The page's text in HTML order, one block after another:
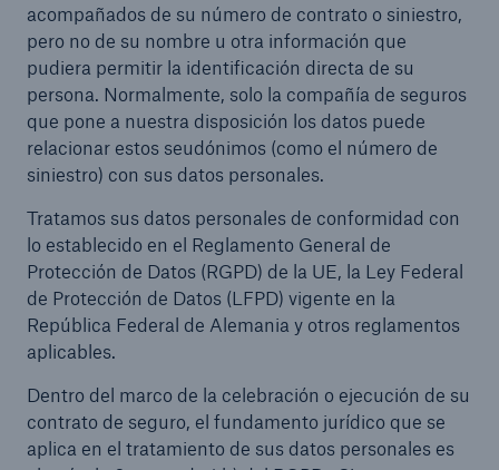
acompañados de su número de contrato o siniestro,
pero no de su nombre u otra información que
pudiera permitir la identificación directa de su
persona. Normalmente, solo la compañía de seguros
que pone a nuestra disposición los datos puede
relacionar estos seudónimos (como el número de
siniestro) con sus datos personales.
Tratamos sus datos personales de conformidad con
lo establecido en el Reglamento General de
Protección de Datos (RGPD) de la UE, la Ley Federal
de Protección de Datos (LFPD) vigente en la
República Federal de Alemania y otros reglamentos
aplicables.
Dentro del marco de la celebración o ejecución de su
contrato de seguro, el fundamento jurídico que se
aplica en el tratamiento de sus datos personales es